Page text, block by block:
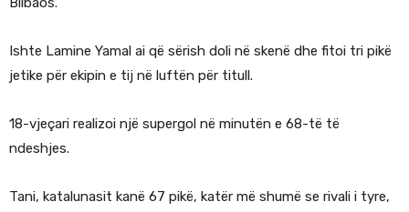
Ishte Lamine Yamal ai që sërish doli në skenë dhe fitoi tri pikë
jetike për ekipin e tij në luftën për titull.
18-vjeçari realizoi një supergol në minutën e 68-të të
ndeshjes.
Tani, katalunasit kanë 67 pikë, katër më shumë se rivali i tyre,